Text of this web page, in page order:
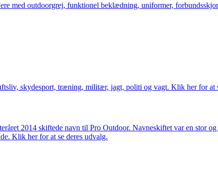
med outdoorgrej, funktionel beklædning, uniformer,
skydesport, træning, militær, jagt, politi og vagt. Klik her for at
2014 skiftede navn til Pro Outdoor. Navneskiftet var en stor
Klik her for at se deres udvalg.